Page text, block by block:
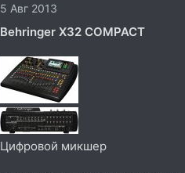
5 Авг 2013
Behringer X32 COMPACT
Цифровой микшер